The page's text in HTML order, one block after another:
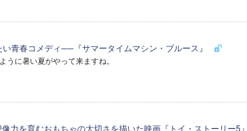
い青春コメディ──『サマータイムマシン・ブルース』
に暑い夏がやって来ますね。
力を育むおもちゃの大切さを描いた映画『トイ・ストーリー5』